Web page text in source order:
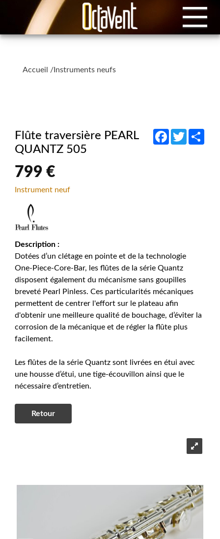
Accueil / Instruments neufs
Facebook
Twitter
Flûte traversière PEARL
QUANTZ 505
799 €
Instrument neuf
Description :
Dotées d’un clétage en pointe et de la technologie
One-Piece-Core-Bar, les flûtes de la série Quantz
disposent également du mécanisme sans goupilles
breveté Pearl Pinless. Ces particularités mécaniques
permettent de centrer l'effort sur le plateau afin
d'obtenir une meilleure qualité de bouchage, d’éviter la
corrosion de la mécanique et de régler la flûte plus
facilement.
Les flûtes de la série Quantz sont livrées en étui avec
une housse d’étui, une tige-écouvillon ainsi que le
nécessaire d’entretien.
Retour